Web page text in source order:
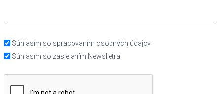
Súhlasím so spracovaním osobných údajov
Súhlasím so zasielaním Newslletra